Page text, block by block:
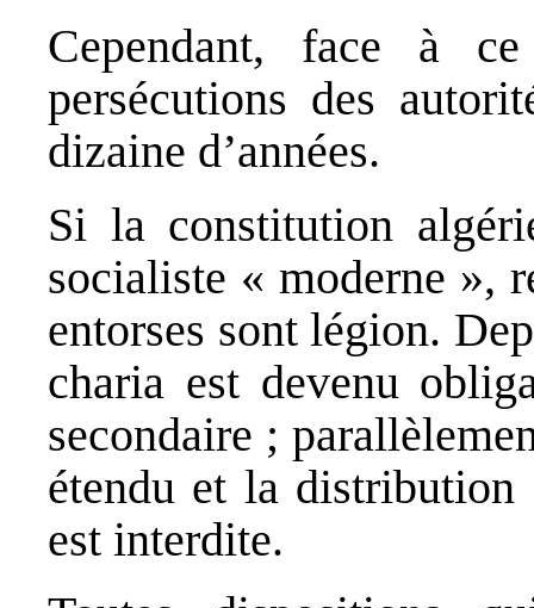
Cependant, face à
persécutions des
dizaine d’années.
Si la constitution
socialiste « moderne »,
entorses sont légion.
charia est devenu
secondaire ;
étendu et la distribution
est interdite.